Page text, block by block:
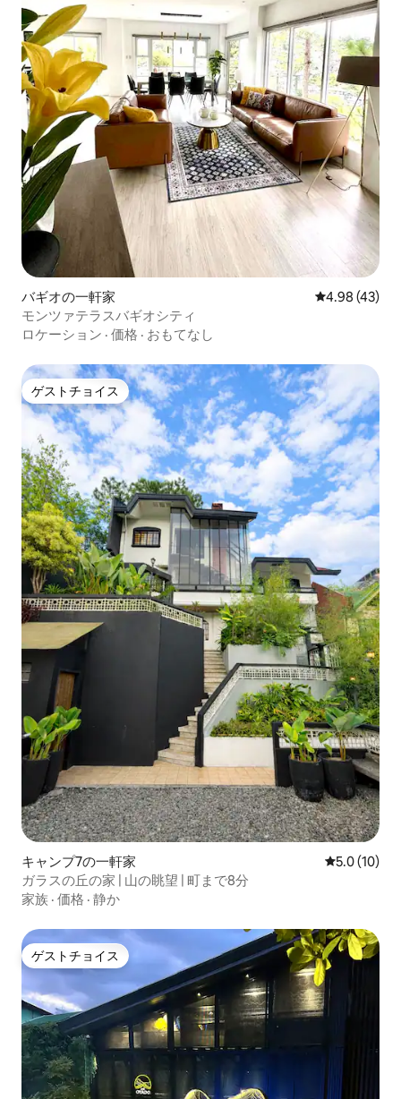
バギオの一軒家 レビュー43
4.98 (43)
モンツァテラスバギオシティ
ロケーション · 価格 · おもてなし
ゲストチョイス
ゲストチョイス
キャンプ7の一軒家 レビュー10
5.0 (10)
ガラスの丘の家 | 山の眺望 | 町まで8分
家族 · 価格 · 静か
ゲストチョイス
ゲストチョイス